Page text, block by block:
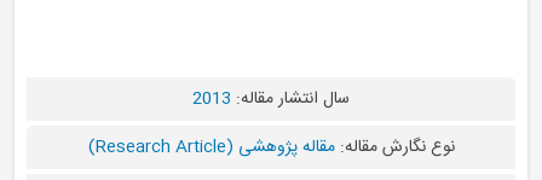
سال انتشار مقاله:2013
نوع نگارش مقاله:مقاله پژوهشی (Research Article)